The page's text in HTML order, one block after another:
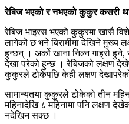
रेबिज भएको र नभएको कुकुर कसरी
रेबिज भाइरस भएको कुकुरमा खासै
लागेको छ भने बिरामीमा देखिने मुख्य
हुन्छन् । अर्को खाना निल्न गाह्रो
देखा परेको हुन्छ । रेबिजको लक्षण
कुकुरले टोकेपछि केही लक्षण
सामान्यतया कुकुरले टोकेको तीन
महिनादेखि ८ महिनामा पनि लक्षण
नदेखिन सक्छ ।